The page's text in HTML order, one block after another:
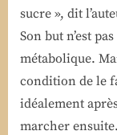
sucre », dit
Son but n’est
métabolique.
condition de le
idéalement
marcher ensuite.